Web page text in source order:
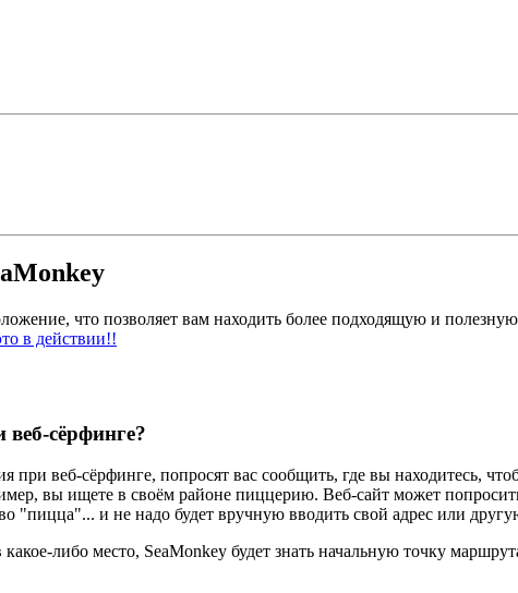
что позволяет вам находить более подходящую и
в действии!!
веб-сёрфинге?
при веб-сёрфинге, попросят вас сообщить, где вы находитесь,
вы ищете в своём районе пиццерию. Веб-сайт может
"пицца"... и не надо будет вручную вводить свой адрес или
либо место, SeaMonkey будет знать начальную точку